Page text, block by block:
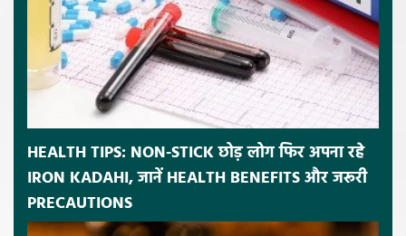
HEALTH TIPS: NON-STICK छोड़ लोग फिर अपना रहे
IRON KADAHI, जानें HEALTH BENEFITS और जरूरी
PRECAUTIONS